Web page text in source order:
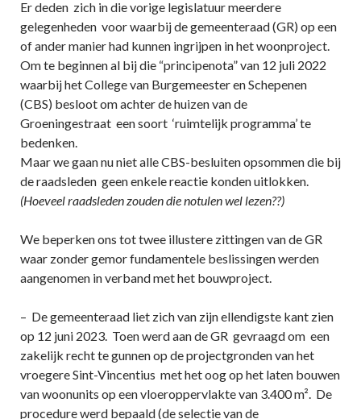
Er deden zich in die vorige legislatuur meerdere
gelegenheden voor waarbij de gemeenteraad (GR) op een
of ander manier had kunnen ingrijpen in het woonproject.
Om te beginnen al bij die “principenota” van 12 juli 2022
waarbij het College van Burgemeester en Schepenen
(CBS) besloot om achter de huizen van de
Groeningestraat een soort ‘ruimtelijk programma’ te
bedenken.
Maar we gaan nu niet alle CBS-besluiten opsommen die bij
de raadsleden geen enkele reactie konden uitlokken.
(Hoeveel raadsleden zouden die notulen wel lezen??)
We beperken ons tot twee illustere zittingen van de GR
waar zonder gemor fundamentele beslissingen werden
aangenomen in verband met het bouwproject.
– De gemeenteraad liet zich van zijn ellendigste kant zien
op 12 juni 2023. Toen werd aan de GR gevraagd om een
zakelijk recht te gunnen op de projectgronden van het
vroegere Sint-Vincentius met het oog op het laten bouwen
van woonunits op een vloeroppervlakte van 3.400 m². De
procedure werd bepaald (de selectie van de